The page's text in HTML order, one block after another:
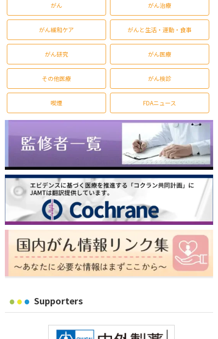
がん がん治療
がん緩和ケア がんと生活・運動・食事
がん研究 がん医療
その他医療 がん検診
喫煙 FDAニュース
Supporters